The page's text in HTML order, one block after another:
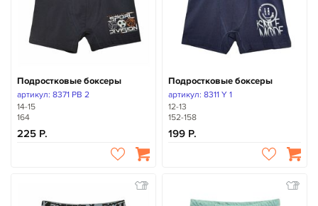
Подростковые боксеры
артикул: 8371 PB 2
14-15
164
225
Подростковые боксеры
артикул: 8311 Y 1
12-13
152-158
199